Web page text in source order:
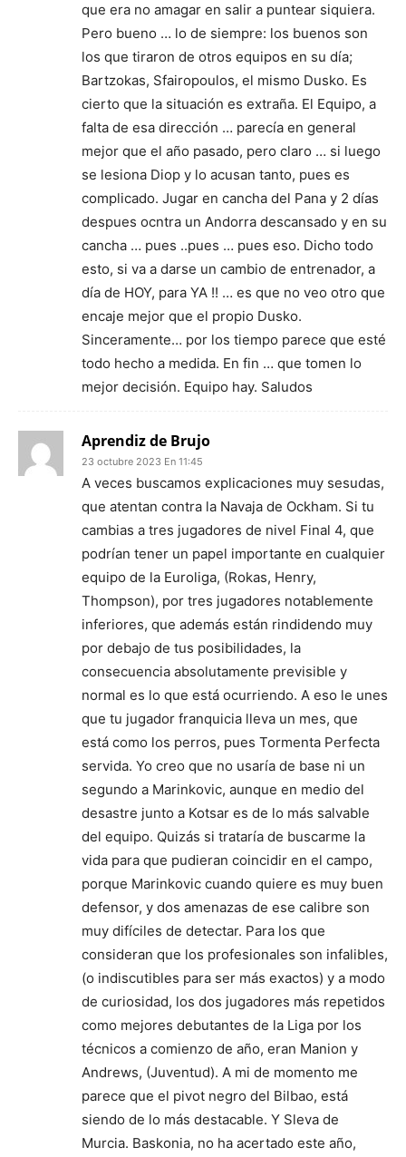
que era no amagar en salir a puntear siquiera.
Pero bueno … lo de siempre: los buenos son
los que tiraron de otros equipos en su día;
Bartzokas, Sfairopoulos, el mismo Dusko. Es
cierto que la situación es extraña. El Equipo, a
falta de esa dirección … parecía en general
mejor que el año pasado, pero claro … si luego
se lesiona Diop y lo acusan tanto, pues es
complicado. Jugar en cancha del Pana y 2 días
despues ocntra un Andorra descansado y en su
cancha … pues ..pues … pues eso. Dicho todo
esto, si va a darse un cambio de entrenador, a
día de HOY, para YA !! … es que no veo otro que
encaje mejor que el propio Dusko.
Sinceramente… por los tiempo parece que esté
todo hecho a medida. En fin … que tomen lo
mejor decisión. Equipo hay. Saludos
Aprendiz de Brujo
23 octubre 2023 En 11:45
A veces buscamos explicaciones muy sesudas,
que atentan contra la Navaja de Ockham. Si tu
cambias a tres jugadores de nivel Final 4, que
podrían tener un papel importante en cualquier
equipo de la Euroliga, (Rokas, Henry,
Thompson), por tres jugadores notablemente
inferiores, que además están rindidendo muy
por debajo de tus posibilidades, la
consecuencia absolutamente previsible y
normal es lo que está ocurriendo. A eso le unes
que tu jugador franquicia lleva un mes, que
está como los perros, pues Tormenta Perfecta
servida. Yo creo que no usaría de base ni un
segundo a Marinkovic, aunque en medio del
desastre junto a Kotsar es de lo más salvable
del equipo. Quizás si trataría de buscarme la
vida para que pudieran coincidir en el campo,
porque Marinkovic cuando quiere es muy buen
defensor, y dos amenazas de ese calibre son
muy difíciles de detectar. Para los que
consideran que los profesionales son infalibles,
(o indiscutibles para ser más exactos) y a modo
de curiosidad, los dos jugadores más repetidos
como mejores debutantes de la Liga por los
técnicos a comienzo de año, eran Manion y
Andrews, (Juventud). A mi de momento me
parece que el pivot negro del Bilbao, está
siendo de lo más destacable. Y Sleva de
Murcia. Baskonia, no ha acertado este año,